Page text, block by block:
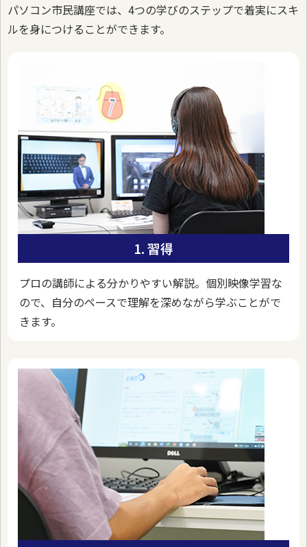
パソコン市民講座では、4つの学びのステップで着実にスキ
ルを身につけることができます。
1. 習得
プロの講師による分かりやすい解説。個別映像学習な
ので、自分のペースで理解を深めながら学ぶことがで
きます。